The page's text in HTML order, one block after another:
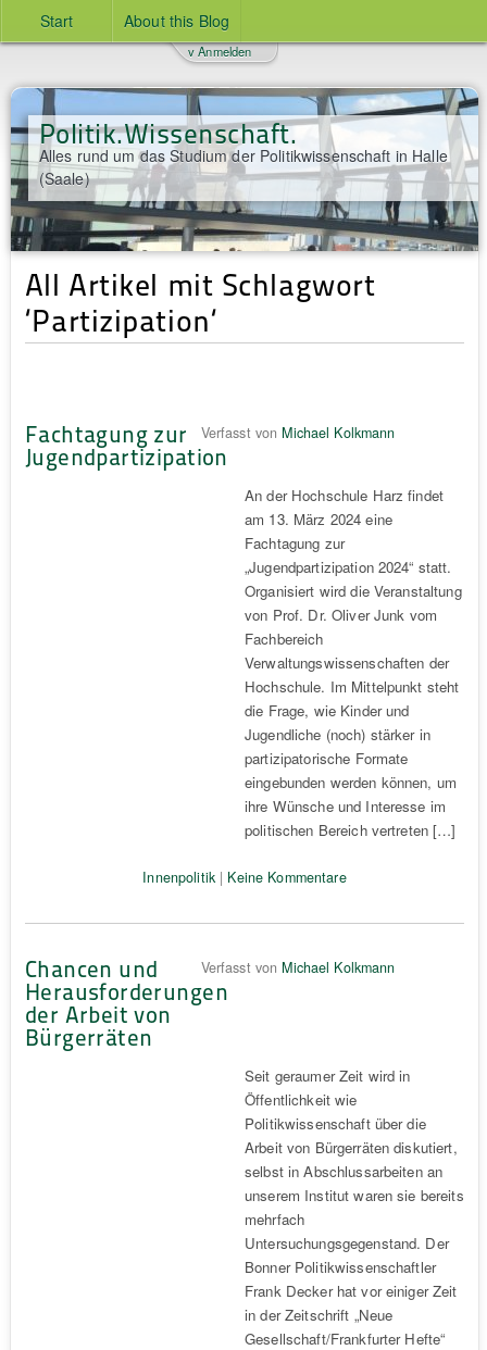
Start About this Blog
Politik.Wissenschaft.
Alles rund um das Studium der Politikwissenschaft in Halle
(Saale)
v Anmelden
All Artikel mit Schlagwort
‘Partizipation‘
Fachtagung zur
Jugendpartizipation
Verfasst von Michael Kolkmann
An der Hochschule Harz findet
am 13. März 2024 eine
Fachtagung zur
„Jugendpartizipation 2024“ statt.
Organisiert wird die Veranstaltung
von Prof. Dr. Oliver Junk vom
Fachbereich
Verwaltungswissenschaften der
Hochschule. Im Mittelpunkt steht
die Frage, wie Kinder und
Jugendliche (noch) stärker in
partizipatorische Formate
eingebunden werden können, um
ihre Wünsche und Interesse im
politischen Bereich vertreten […]
Innenpolitik| Keine Kommentare
Chancen und
Herausforderungen
der Arbeit von
Bürgerräten
Verfasst von Michael Kolkmann
Seit geraumer Zeit wird in
Öffentlichkeit wie
Politikwissenschaft über die
Arbeit von Bürgerräten diskutiert,
selbst in Abschlussarbeiten an
unserem Institut waren sie bereits
mehrfach
Untersuchungsgegenstand. Der
Bonner Politikwissenschaftler
Frank Decker hat vor einiger Zeit
in der Zeitschrift „Neue
Gesellschaft/Frankfurter Hefte“